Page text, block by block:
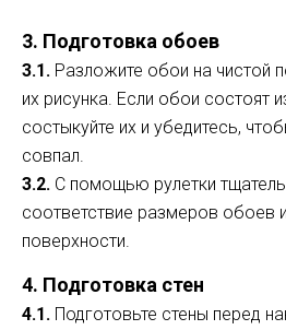
3. Подготовка обоев
3.1. Разложите обои на чистой
их рисунка. Если обои состоят
состыкуйте их и убедитесь,
совпал.
3.2. С помощью рулетки
соответствие размеров обоев
поверхности.
4. Подготовка стен
4.1. Подготовьте стены перед